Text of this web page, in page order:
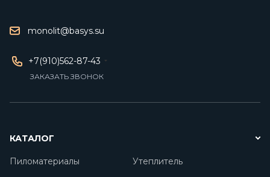
monolit@basys.su
+7(910)562-87-43
ЗАКАЗАТЬ ЗВОНОК
КАТАЛОГ
Пиломатериалы
Утеплитель